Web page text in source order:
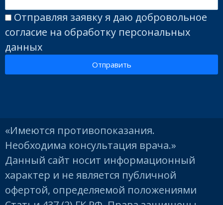
Отправляя заявку я даю добровольное
согласие на обработку персональных
данных
Отправить
«Имеются противопоказания.
Необходима консультация врача.»
Данный сайт носит информационный
характер и не является публичной
офертой, определяемой положениями